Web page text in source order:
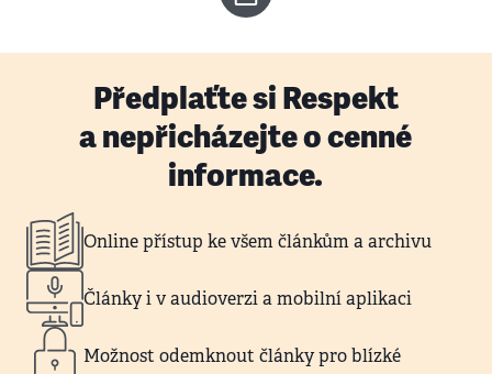
Předplaťte si Respekt
a nepřicházejte o cenné
informace.
Online přístup ke všem článkům a archivu
Články i v audioverzi a mobilní aplikaci
Možnost odemknout články pro blízké